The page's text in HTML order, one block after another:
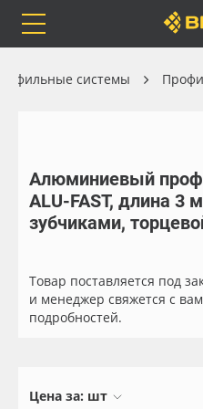
Каталог
Orafol
Бренды
Доставка
Весь каталог
Рулонные материалы
Самоклеящиеся плёнки
Листовые материалы
системы
Алюминиевый
ALU-FAST, длина 3
зубчиками,
Товар поставляется под
и менеджер свяжется с
подробностей.
Цена за: шт